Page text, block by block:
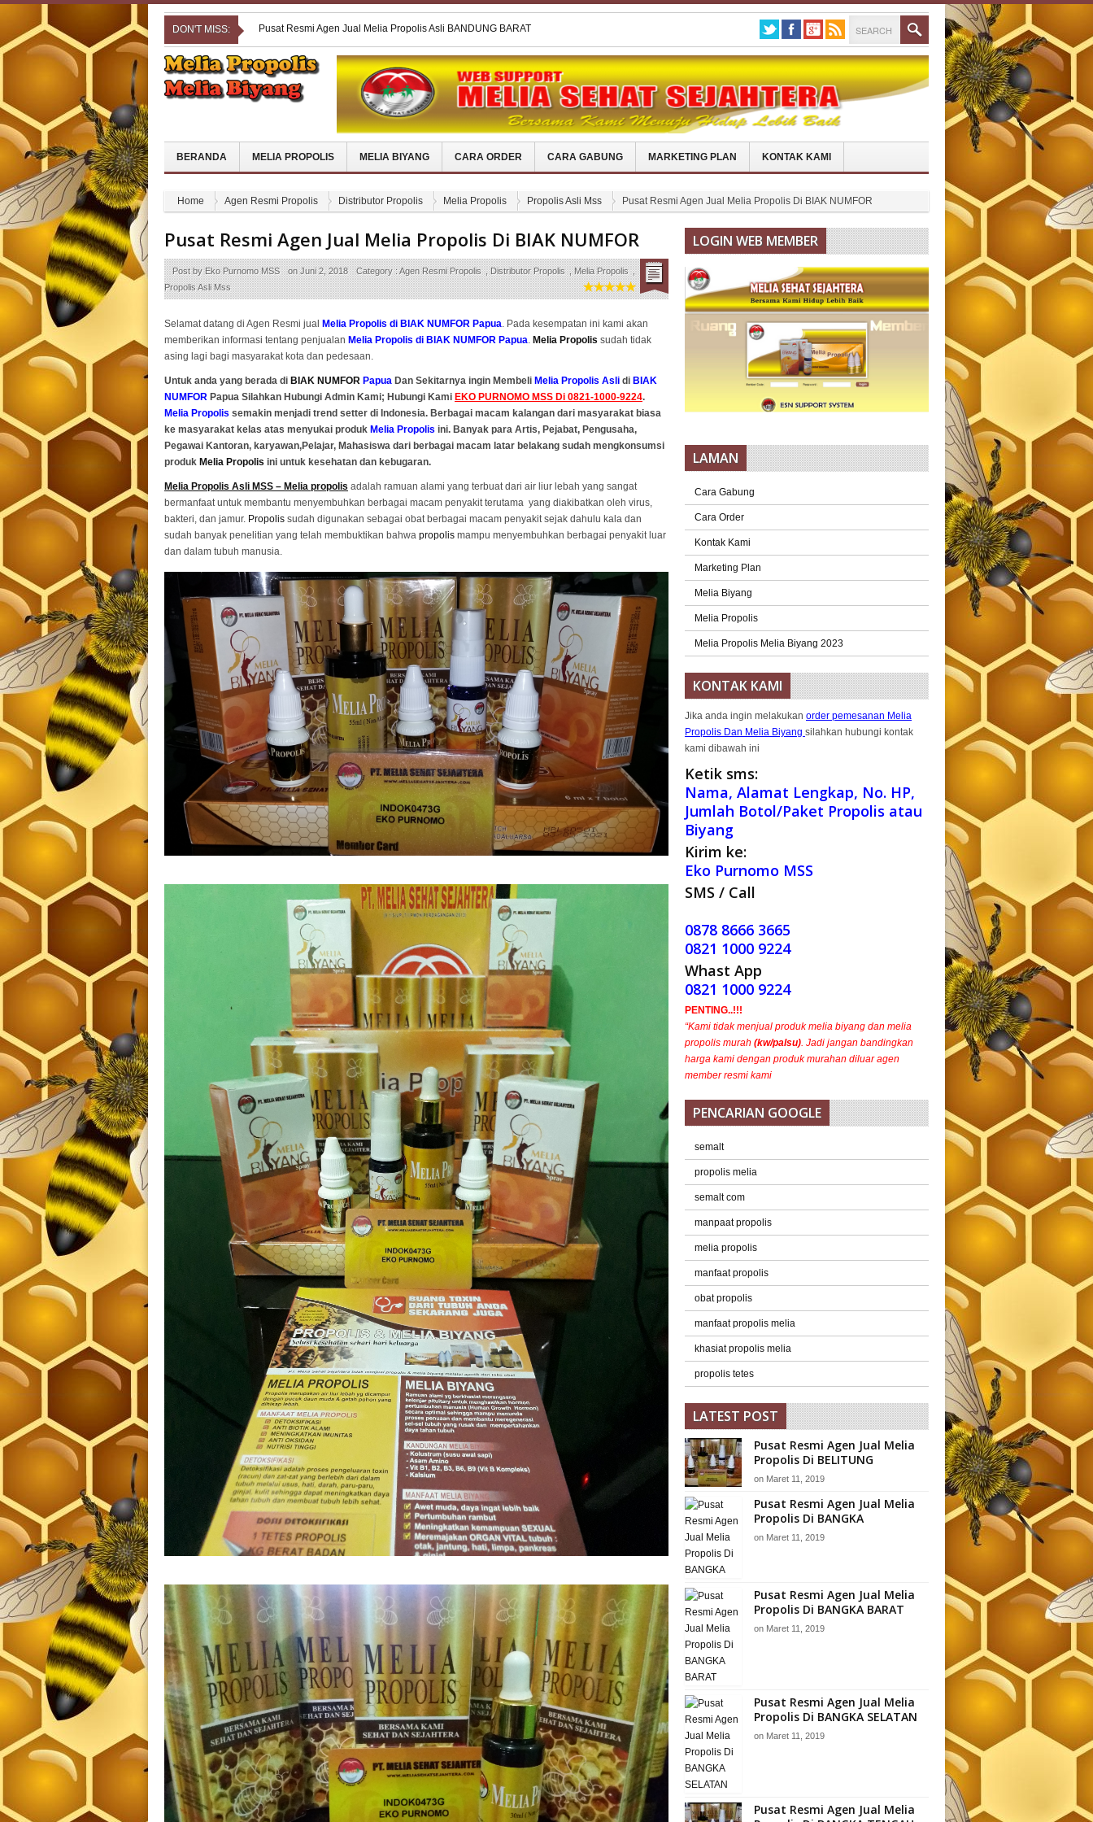
DON'T MISS:
Pusat Resmi Agen Jual Melia Propolis Di TOBA SAMOSIR
Pusat Resmi Agen Jual Melia Propolis Asli Di TABALONG
Pusat Resmi Agen Jual Melia Propolis Asli Di ALOR
Pusat Resmi Agen Jual Melia Propolis Di METRO
Pusat Resmi Agen Jual Melia Propolis Asli BANDUNG BARAT
BERANDA MELIA PROPOLIS MELIA BIYANG CARA ORDER CARA GABUNG MARKETING PLAN KONTAK KAMI
Home Agen Resmi Propolis Distributor Propolis Melia Propolis Propolis Asli Mss Pusat Resmi Agen Jual Melia Propolis Di BIAK NUMFOR
Pusat Resmi Agen Jual Melia Propolis Di BIAK NUMFOR
Post byEko Purnomo MSS onJuni 2, 2018 Category :Agen Resmi Propolis ,Distributor Propolis ,Melia Propolis ,
Propolis Asli Mss
Selamat datang di Agen Resmi jual Melia Propolis di BIAK NUMFOR Papua. Pada kesempatan ini kami akan
memberikan informasi tentang penjualan Melia Propolis di BIAK NUMFOR Papua. Melia Propolis sudah tidak
asing lagi bagi masyarakat kota dan pedesaan.
Untuk anda yang berada di BIAK NUMFOR Papua Dan Sekitarnya ingin Membeli Melia Propolis Asli di BIAK
NUMFOR Papua Silahkan Hubungi Admin Kami; Hubungi Kami EKO PURNOMO MSS Di 0821-1000-9224.
Melia Propolis semakin menjadi trend setter di Indonesia. Berbagai macam kalangan dari masyarakat biasa
ke masyarakat kelas atas menyukai produk Melia Propolis ini. Banyak para Artis, Pejabat, Pengusaha,
Pegawai Kantoran, karyawan,Pelajar, Mahasiswa dari berbagai macam latar belakang sudah mengkonsumsi
produk Melia Propolis ini untuk kesehatan dan kebugaran.
Melia Propolis Asli MSS – Melia propolis adalah ramuan alami yang terbuat dari air liur lebah yang sangat
bermanfaat untuk membantu menyembuhkan berbagai macam penyakit terutama yang diakibatkan oleh virus,
bakteri, dan jamur. Propolis sudah digunakan sebagai obat berbagai macam penyakit sejak dahulu kala dan
sudah banyak penelitian yang telah membuktikan bahwa propolis mampu menyembuhkan berbagai penyakit luar
dan dalam tubuh manusia.
LOGIN WEB MEMBER
LAMAN
Cara Gabung
Cara Order
Kontak Kami
Marketing Plan
Melia Biyang
Melia Propolis
Melia Propolis Melia Biyang 2023
KONTAK KAMI
Jika anda ingin melakukan order pemesanan Melia
Propolis Dan Melia Biyang silahkan hubungi kontak
kami dibawah ini
Ketik sms:
Nama, Alamat Lengkap, No. HP,
Jumlah Botol/Paket Propolis atau
Biyang
Kirim ke:
Eko Purnomo MSS
SMS / Call
0878 8666 3665
0821 1000 9224
Whast App
0821 1000 9224
PENTING..!!!
“Kami tidak menjual produk melia biyang dan melia
propolis murah (kw/palsu). Jadi jangan bandingkan
harga kami dengan produk murahan diluar agen
member resmi kami
PENCARIAN GOOGLE
semalt
propolis melia
semalt com
manpaat propolis
melia propolis
manfaat propolis
obat propolis
manfaat propolis melia
khasiat propolis melia
propolis tetes
LATEST POST
Pusat Resmi Agen Jual Melia
Propolis Di BELITUNG
on Maret 11, 2019
Pusat Resmi Agen Jual Melia
Propolis Di BANGKA
on Maret 11, 2019
Pusat Resmi Agen Jual Melia
Propolis Di BANGKA BARAT
on Maret 11, 2019
Pusat Resmi Agen Jual Melia
Propolis Di BANGKA SELATAN
on Maret 11, 2019
Pusat Resmi Agen Jual Melia